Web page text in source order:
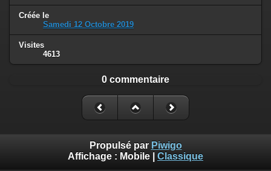
Créée le
Samedi 12 Octobre 2019
Visites
4613
0 commentaire
Propulsé par Piwigo
Affichage : Mobile Classique